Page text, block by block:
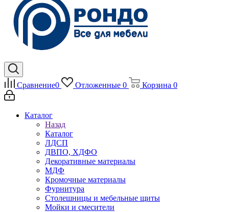
Сравнение0 Отложенные 0 Корзина 0
Каталог
Назад
Каталог
ЛДСП
ДВПО, ХДФО
Декоративные материалы
МДФ
Кромочные материалы
Фурнитура
Столешницы и мебельные щиты
Мойки и смесители